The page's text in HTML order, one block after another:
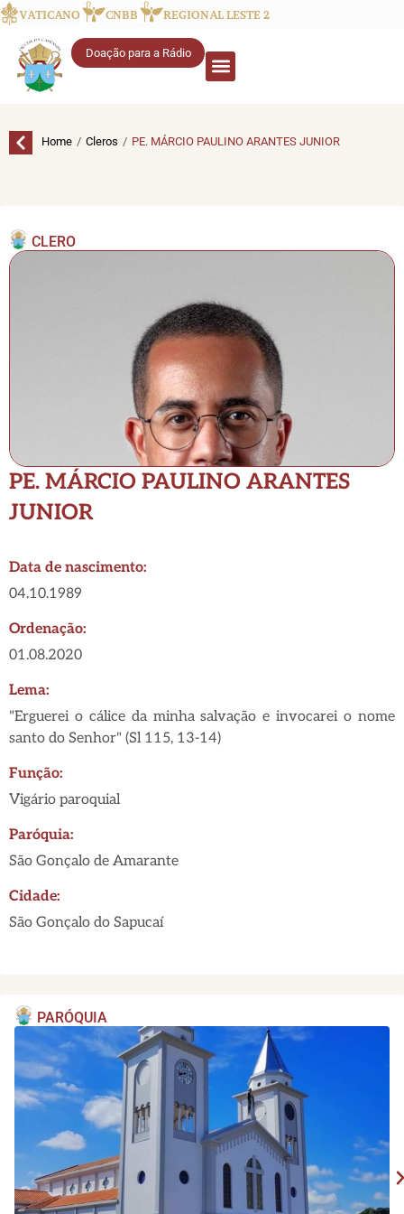
VATICANO CNBB REGIONAL LESTE 2
Doação para a Rádio
Home / Cleros / PE. MÁRCIO PAULINO ARANTES JUNIOR
CLERO
PE. MÁRCIO PAULINO ARANTES
JUNIOR
Data de nascimento:
04.10.1989
Ordenação:
01.08.2020
Lema:
"Erguerei o cálice da minha salvação e invocarei o nome
santo do Senhor" (Sl 115, 13-14)
Função:
Vigário paroquial
Paróquia:
São Gonçalo de Amarante
Cidade:
São Gonçalo do Sapucaí
PARÓQUIA